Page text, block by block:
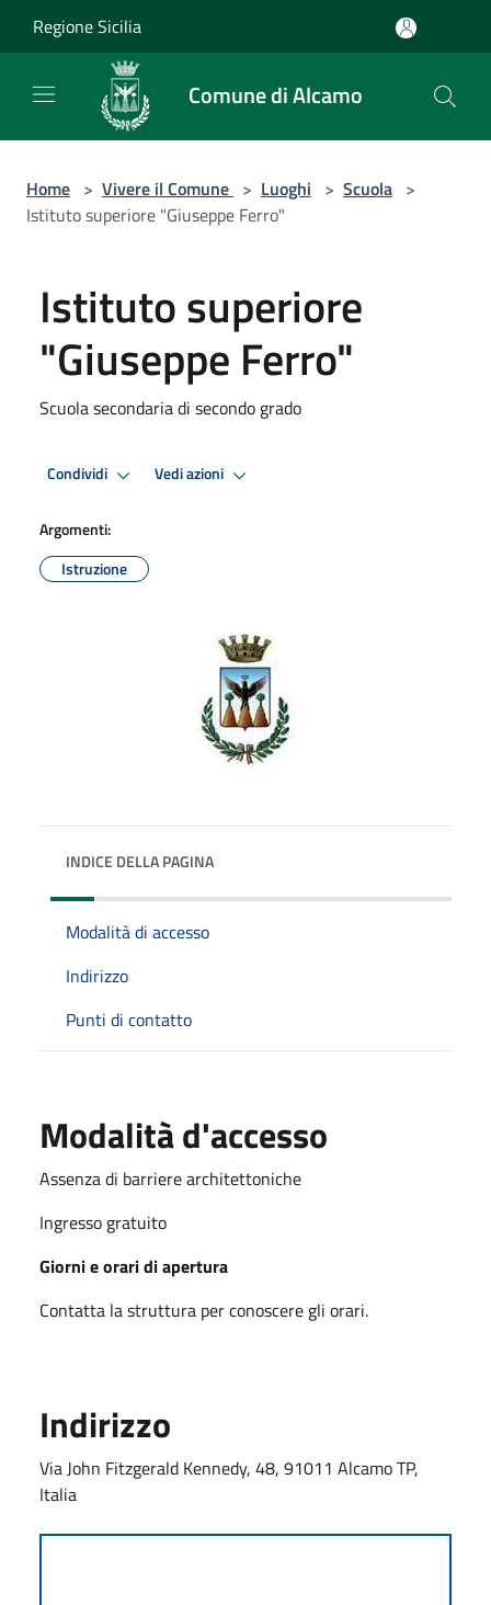
Regione Sicilia
Comune di Alcamo
Home > Vivere il Comune > Luoghi > Scuola >
Istituto superiore "Giuseppe Ferro"
Istituto superiore
"Giuseppe Ferro"
Scuola secondaria di secondo grado
Condividi Vedi azioni
Argomenti:
Istruzione
INDICE DELLA PAGINA
Modalità di accesso
Indirizzo
Punti di contatto
Modalità d'accesso
Assenza di barriere architettoniche
Ingresso gratuito
Giorni e orari di apertura
Contatta la struttura per conoscere gli orari.
Indirizzo
Via John Fitzgerald Kennedy, 48, 91011 Alcamo TP,
Italia